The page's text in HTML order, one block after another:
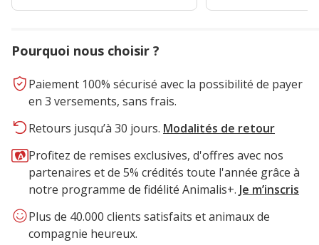
Pourquoi nous choisir ?
Paiement 100% sécurisé avec la possibilité de payer
en 3 versements, sans frais.
Retours jusqu’à 30 jours. Modalités de retour
Profitez de remises exclusives, d'offres avec nos
partenaires et de 5% crédités toute l'année grâce à
notre programme de fidélité Animalis+. Je m’inscris
Plus de 40.000 clients satisfaits et animaux de
compagnie heureux.